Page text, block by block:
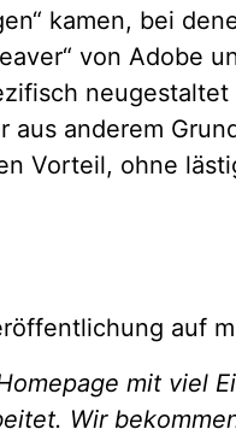
kamen, bei
von Adobe
anderem
Vorteil, ohne
auf
mit viel
Wir